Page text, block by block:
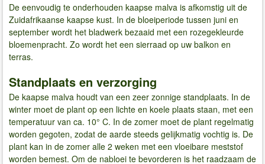
De eenvoudig te onderhouden kaapse malva is afkomstig uit de
Zuidafrikaanse kaapse kust. In de bloeiperiode tussen juni en
september wordt het bladwerk bezaaid met een rozegekleurde
bloemenpracht. Zo wordt het een sierraad op uw balkon en
terras.
Standplaats en verzorging
De kaapse malva houdt van een zeer zonnige standplaats. In de
winter moet de plant op een lichte en koele plaats staan, met een
temperatuur van ca. 10° C. In de zomer moet de plant regelmatig
worden gegoten, zodat de aarde steeds gelijkmatig vochtig is. De
plant kan in de zomer alle 2 weken met een vloeibare meststof
worden bemest. Om de nabloei te bevorderen is het raadzaam de